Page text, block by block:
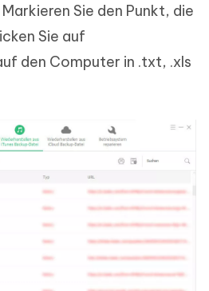
Sie den Punkt, die
Sie auf
den Computer in .txt, .xls